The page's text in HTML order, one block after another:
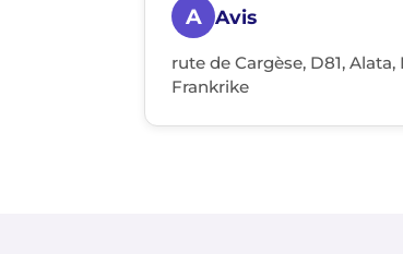
A Avis
rute de Cargèse, D81, Alata,
Frankrike